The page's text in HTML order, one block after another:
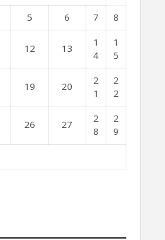
5 6 7 8
12 13
1
4
1
5
19 20
2
1
2
2
26 27
2
8
2
9